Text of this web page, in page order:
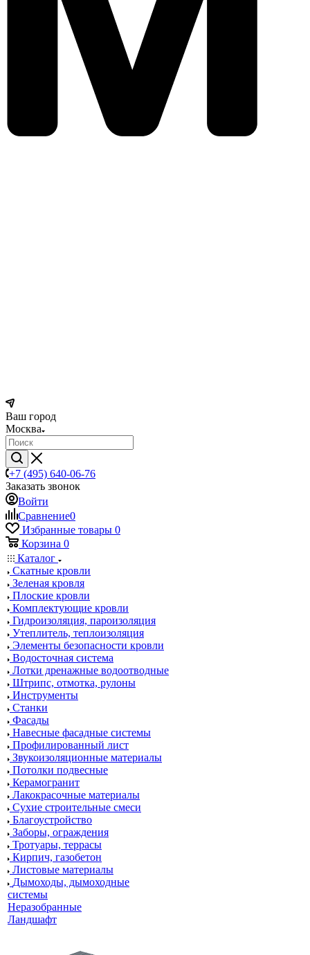
Ваш город
Москва
+7 (495) 640-06-76
Заказать звонок
Войти
Сравнение0
Избранные товары 0
Корзина 0
Каталог
Скатные кровли
Зеленая кровля
Плоские кровли
Комплектующие кровли
Гидроизоляция, пароизоляция
Утеплитель, теплоизоляция
Элементы безопасности кровли
Водосточная система
Лотки дренажные водоотводные
Штрипс, отмотка, рулоны
Инструменты
Станки
Фасады
Навесные фасадные системы
Профилированный лист
Звукоизоляционные материалы
Потолки подвесные
Керамогранит
Лакокрасочные материалы
Сухие строительные смеси
Благоустройство
Заборы, ограждения
Тротуары, террасы
Кирпич, газобетон
Листовые материалы
Дымоходы, дымоходные
системы
Неразобранные
Ландшафт